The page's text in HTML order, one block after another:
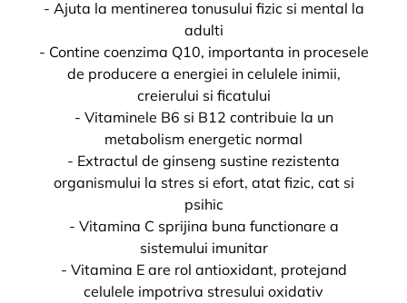
- Ajuta la mentinerea tonusului fizic si mental la
adulti
- Contine coenzima Q10, importanta in procesele
de producere a energiei in celulele inimii,
creierului si ficatului
- Vitaminele B6 si B12 contribuie la un
metabolism energetic normal
- Extractul de ginseng sustine rezistenta
organismului la stres si efort, atat fizic, cat si
psihic
- Vitamina C sprijina buna functionare a
sistemului imunitar
- Vitamina E are rol antioxidant, protejand
celulele impotriva stresului oxidativ